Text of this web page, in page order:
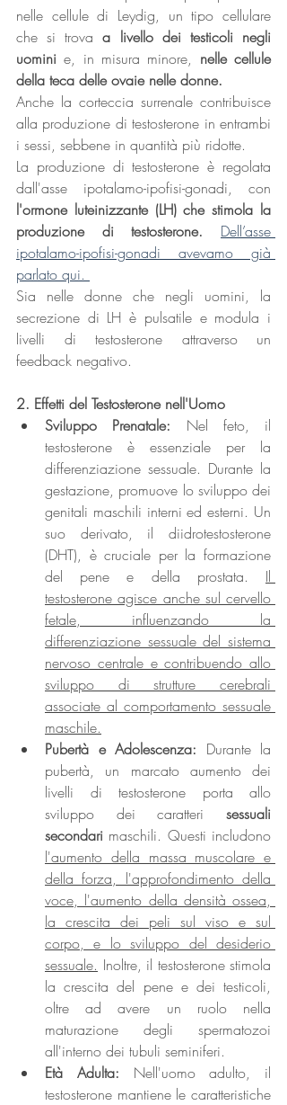
nelle cellule di Leydig, un tipo cellulare
che si trova a livello dei testicoli negli
uomini e, in misura minore, nelle cellule
della teca delle ovaie nelle donne.
Anche la corteccia surrenale contribuisce
alla produzione di testosterone in entrambi
i sessi, sebbene in quantità più ridotte.
La produzione di testosterone è regolata
l'ormone luteinizzante (LH) che stimola la
produzione di testosterone.
Dell’asse
ipotalamo-ipofisi-gonadi avevamo già
parlato qui.
Sia nelle donne che negli uomini, la
secrezione di LH è pulsatile e modula i
livelli di testosterone attraverso un
feedback negativo.
2. Effetti del Testosterone nell'Uomo
Sviluppo Prenatale: Nel feto, il
testosterone è essenziale per la
differenziazione sessuale. Durante la
gestazione, promuove lo sviluppo dei
genitali maschili interni ed esterni. Un
suo derivato, il diidrotestosterone
(DHT), è cruciale per la formazione
del pene e della prostata. Il
testosterone agisce anche sul cervello
fetale, influenzando la
differenziazione sessuale del sistema
nervoso centrale e contribuendo allo
sviluppo di strutture cerebrali
associate al comportamento sessuale
maschile.
Pubertà e Adolescenza: Durante la
pubertà, un marcato aumento dei
livelli di testosterone porta allo
sviluppo dei caratteri sessuali
secondari
l'aumento della massa muscolare e
della forza, l'approfondimento della
voce, l'aumento della densità ossea,
la crescita dei peli sul viso e sul
corpo, e lo sviluppo del desiderio
sessuale. Inoltre, il testosterone stimola
la crescita del pene e dei testicoli,
oltre ad avere un ruolo nella
maturazione degli spermatozoi
all'interno dei tubuli seminiferi.
Età Adulta: Nell'uomo adulto, il
testosterone mantiene le caratteristiche